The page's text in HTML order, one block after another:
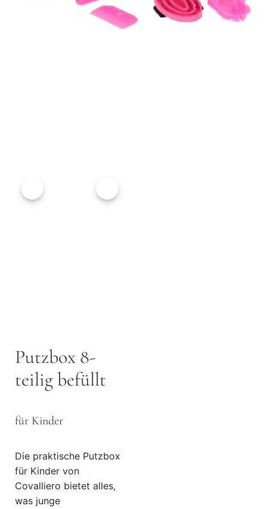
Putzbox 8-
teilig befüllt
für Kinder
Die praktische Putzbox
für Kinder von
Covalliero bietet alles,
was junge